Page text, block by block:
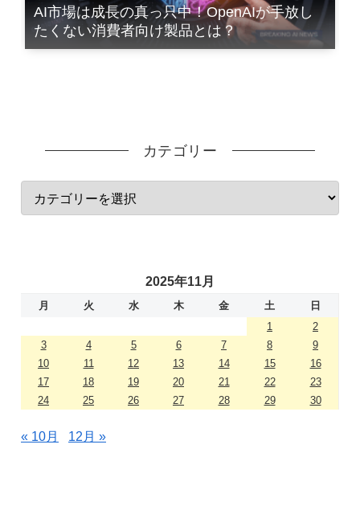
AI市場は成長の真っ只中！OpenAIが手放し
たくない消費者向け製品とは？
カテゴリー
2025年11月
月 火 水 木 金 土
日
1
2
3
4 5 6 7 8
9
10
11 12 13 14 15
16
17
18 19 20 21 22
23
24
25 26 27 28 29 30
« 10月 12月 »